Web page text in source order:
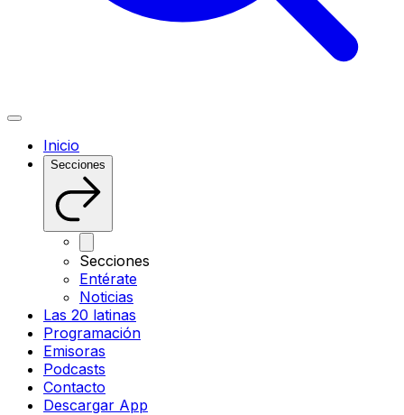
Inicio
Secciones
Secciones
Entérate
Noticias
Las 20 latinas
Programación
Emisoras
Podcasts
Contacto
Descargar App